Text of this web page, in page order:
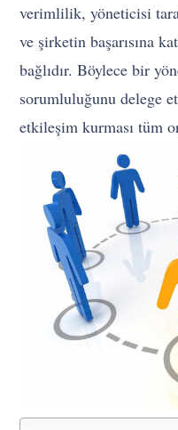
verimlilik, yöneticisi
ve şirketin başarısına
bağlıdır. Böylece bir
sorumluluğunu delege
etkileşim kurması tüm